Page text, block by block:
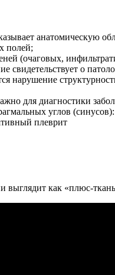
анатомическую
полей;
(очаговых,
свидетельствует о
нарушение
для диагностики
углов
плеврит
выглядит как «плюс-